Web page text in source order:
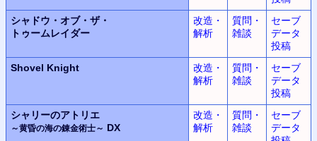
シャドウ・オブ・ザ・
トゥームレイダー
改造・
解析
質問・
雑談
セーブ
データ
投稿
Shovel Knight
改造・
解析
質問・
雑談
セーブ
データ
投稿
シャリーのアトリエ
～黄昏の海の錬金術士～ DX
改造・
解析
質問・
雑談
セーブ
データ